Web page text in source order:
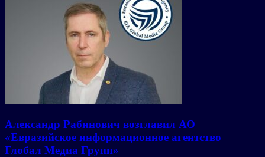
Александр Рабинович возглавил АО
«Евразийское информационное агентство
Глобал Медиа Групп»